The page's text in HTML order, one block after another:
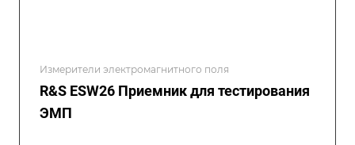
Измерители электромагнитного поля
R&S ESW26 Приемник для тестирования
ЭМП